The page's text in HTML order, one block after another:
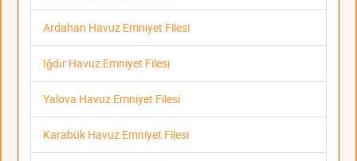
Ardahan Havuz Emniyet Filesi
Iğdır Havuz Emniyet Filesi
Yalova Havuz Emniyet Filesi
Karabük Havuz Emniyet Filesi